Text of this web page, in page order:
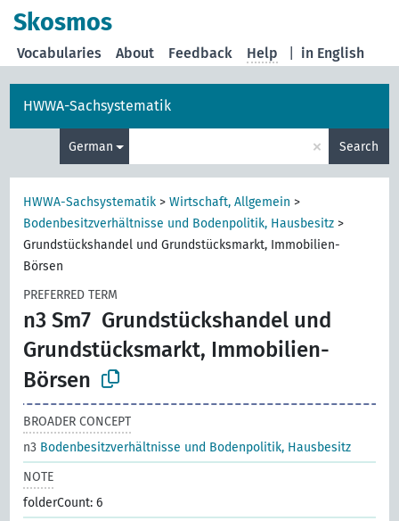
Skosmos
in English
Vocabularies About Feedback Help
HWWA-Sachsystematik
German × Search
HWWA-Sachsystematik >Wirtschaft, Allgemein >
Bodenbesitzverhältnisse und Bodenpolitik, Hausbesitz >
Grundstückshandel und Grundstücksmarkt, Immobilien-
Börsen
PREFERRED TERM
n3 Sm7 Grundstückshandel und
Grundstücksmarkt, Immobilien-
Börsen
BROADER CONCEPT
n3 Bodenbesitzverhältnisse und Bodenpolitik, Hausbesitz
NOTE
folderCount: 6